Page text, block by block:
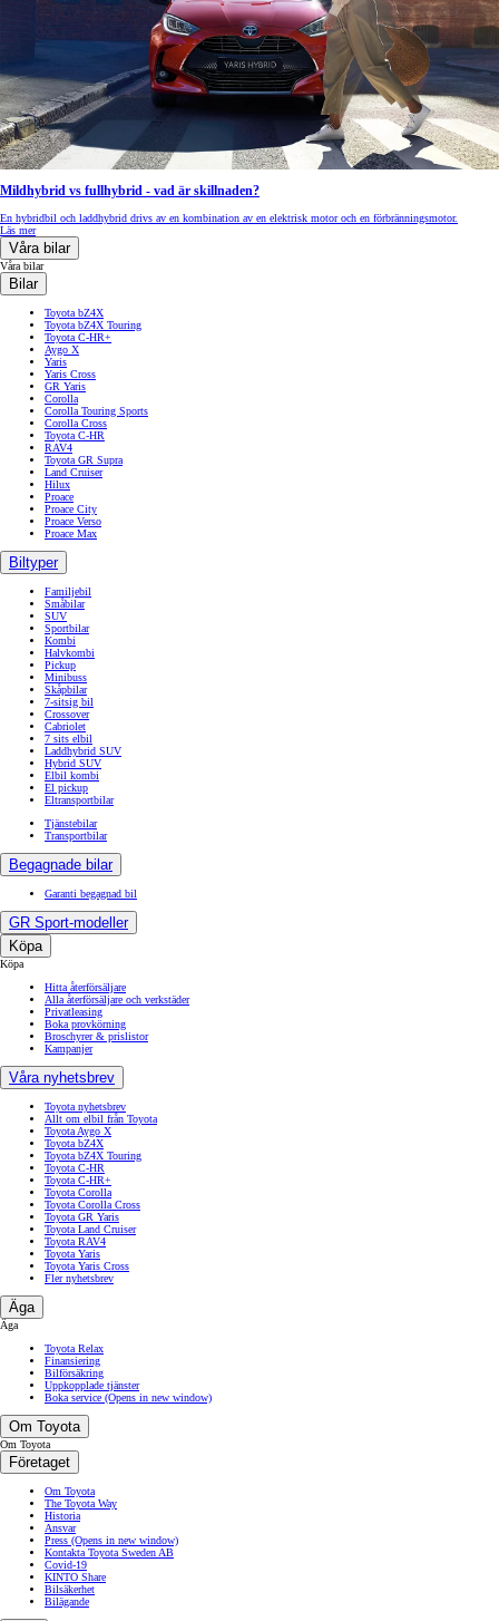
Mildhybrid vs fullhybrid - vad är skillnaden?
En hybridbil och laddhybrid drivs av en kombination av en elektrisk motor och en förbränningsmotor.
Läs mer
Våra bilar
Våra bilar
Bilar
Toyota bZ4X
Toyota bZ4X Touring
Toyota C-HR+
Aygo X
Yaris
Yaris Cross
GR Yaris
Corolla
Corolla Touring Sports
Corolla Cross
Toyota C-HR
RAV4
Toyota GR Supra
Land Cruiser
Hilux
Proace
Proace City
Proace Verso
Proace Max
Biltyper
Familjebil
Småbilar
SUV
Sportbilar
Kombi
Halvkombi
Pickup
Minibuss
Skåpbilar
7-sitsig bil
Crossover
Cabriolet
7 sits elbil
Laddhybrid SUV
Hybrid SUV
Elbil kombi
El pickup
Eltransportbilar
Tjänstebilar
Transportbilar
Begagnade bilar
Garanti begagnad bil
GR Sport-modeller
Köpa
Köpa
Hitta återförsäljare
Alla återförsäljare och verkstäder
Privatleasing
Boka provkörning
Broschyrer & prislistor
Kampanjer
Våra nyhetsbrev
Toyota nyhetsbrev
Allt om elbil från Toyota
Toyota Aygo X
Toyota bZ4X
Toyota bZ4X Touring
Toyota C-HR
Toyota C-HR+
Toyota Corolla
Toyota Corolla Cross
Toyota GR Yaris
Toyota Land Cruiser
Toyota RAV4
Toyota Yaris
Toyota Yaris Cross
Fler nyhetsbrev
Äga
Äga
Toyota Relax
Finansiering
Bilförsäkring
Uppkopplade tjänster
Boka service (Opens in new window)
Om Toyota
Om Toyota
Företaget
Om Toyota
The Toyota Way
Historia
Ansvar
Press (Opens in new window)
Kontakta Toyota Sweden AB
Covid-19
KINTO Share
Bilsäkerhet
Bilägande